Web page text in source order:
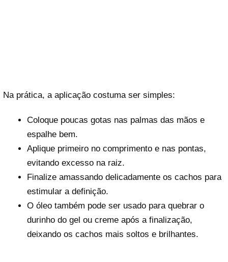
Na prática, a aplicação costuma ser simples:
Coloque poucas gotas nas palmas das mãos e
espalhe bem.
Aplique primeiro no comprimento e nas pontas,
evitando excesso na raiz.
Finalize amassando delicadamente os cachos para
estimular a definição.
O óleo também pode ser usado para quebrar o
durinho do gel ou creme após a finalização,
deixando os cachos mais soltos e brilhantes.